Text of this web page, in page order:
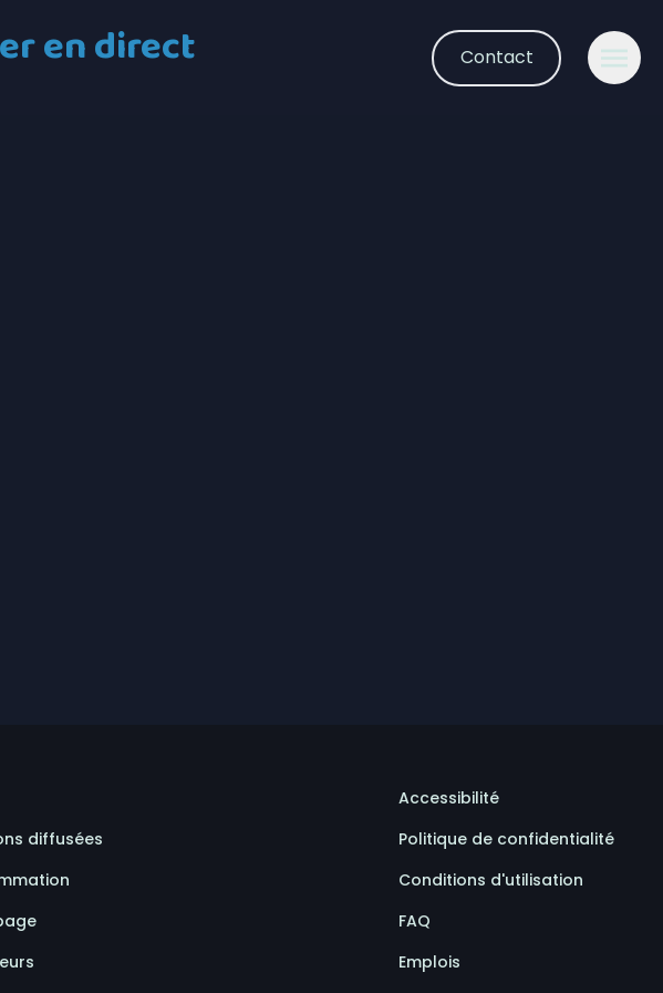
en direct Contact
diffusées
Accessibilité
Politique de confidentialité
Conditions d'utilisation
FAQ
Emplois